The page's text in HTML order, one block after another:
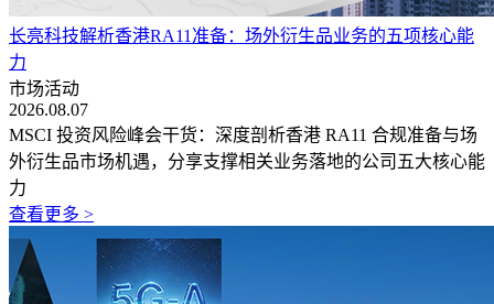
长亮科技解析香港RA11准备：场外衍生品业务的五项核心能
力
市场活动
2026.08.07
MSCI 投资风险峰会干货：深度剖析香港 RA11 合规准备与场
外衍生品市场机遇，分享支撑相关业务落地的公司五大核心能
力
查看更多 >